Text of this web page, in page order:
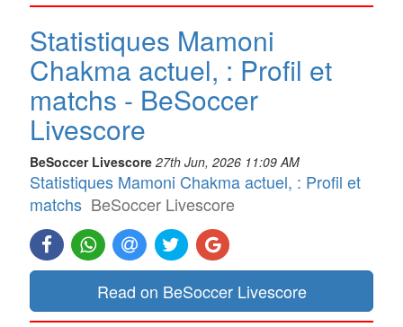
Statistiques Mamoni
Chakma actuel, : Profil et
matchs - BeSoccer
Livescore
BeSoccer Livescore 27th Jun, 2026 11:09 AM
Statistiques Mamoni Chakma actuel, : Profil et
matchs BeSoccer Livescore
Read on BeSoccer Livescore